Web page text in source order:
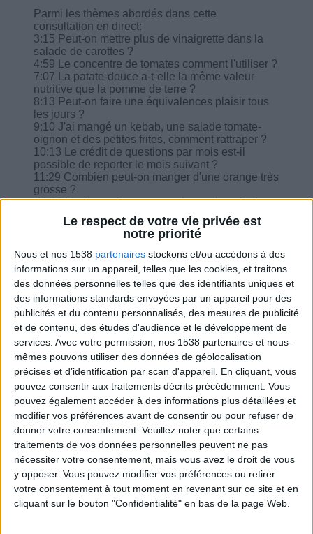
Le respect de votre vie privée est
notre priorité
Nous et nos 1538 partenaires stockons et/ou accédons à des
informations sur un appareil, telles que les cookies, et traitons
des données personnelles telles que des identifiants uniques et
des informations standards envoyées par un appareil pour des
publicités et du contenu personnalisés, des mesures de publicité
et de contenu, des études d'audience et le développement de
services. Avec votre permission, nos 1538 partenaires et nous-
mêmes pouvons utiliser des données de géolocalisation
précises et d’identification par scan d'appareil. En cliquant, vous
pouvez consentir aux traitements décrits précédemment. Vous
pouvez également accéder à des informations plus détaillées et
modifier vos préférences avant de consentir ou pour refuser de
donner votre consentement. Veuillez noter que certains
traitements de vos données personnelles peuvent ne pas
nécessiter votre consentement, mais vous avez le droit de vous
y opposer. Vous pouvez modifier vos préférences ou retirer
votre consentement à tout moment en revenant sur ce site et en
cliquant sur le bouton "Confidentialité" en bas de la page Web.
Parmi les thèmes abordés dans cette
consultation en direct:
3:15 Peut-on mettre plus de vinaigrette dans la
salade de carottes ?
4:59 Le concentre de tomates comment l'utiliser ?
7:07 La patate-douce a-t-elle la même valeur
nutritive que la pomme de terre ?
8:13 Peut-on faire une équivalences plaisir tous
les jours ?
9:10 J'ai mangé un kebab, une salade tomate-
oignon et des petites frites, comment rattraper ?
10:13 Le crédit de questions par mois est-il
possible de reporter le mois suivant ?
11:29 Combien peut-on manger d'une orange très
grosse ?
11:45 Quelle est la correspondance du pain des
fleurs à l'avoine avec celle du pain ?
12:01 Des idées pour la boîte à actions positives
12:34 Un yaourt ou fruit comme goûter ?
Combien de kilos souhaitez-vous perdre ?
Moins de
5 kilos
De 5 à 10
kilos
Plus de
10 kilos
Webinaires en direct Voir tout
Chaque semaine, posez vos questions en live
en participant à des vidéo-conférences avec
Jean-Michel et les diététiciennes du
programme.